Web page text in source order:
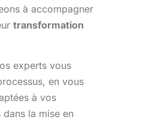
à accompagner
transformation
experts vous
en vous
à vos
la mise en